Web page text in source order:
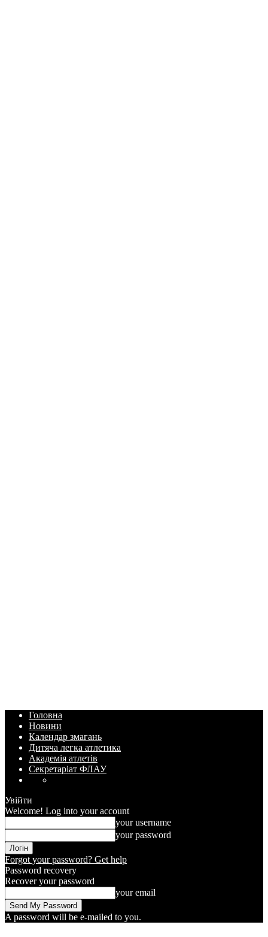
Головна
Новини
Календар змагань
Дитяча легка атлетика
Академія атлетів
Секретаріат ФЛАУ
Увійти
Welcome! Log into your account
your username
your password
Forgot your password? Get help
Password recovery
Recover your password
your email
A password will be e-mailed to you.